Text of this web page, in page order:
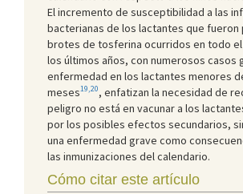
El incremento de susceptibilidad a las
bacterianas de los lactantes que fueron
brotes de tosferina ocurridos en todo
los últimos años, con numerosos casos
enfermedad en los lactantes menores
meses19,20, enfatizan la necesidad de
peligro no está en vacunar a los
por los posibles efectos secundarios,
una enfermedad grave como
las inmunizaciones del calendario.
Cómo citar este artículo